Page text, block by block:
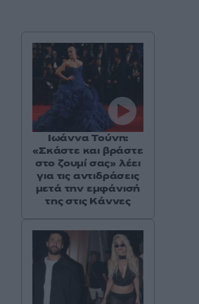
Ιωάννα Τούνη:
«Σκάστε και βράστε
στο ζουμί σας» λέει
για τις αντιδράσεις
μετά την εμφάνισή
της στις Κάννες